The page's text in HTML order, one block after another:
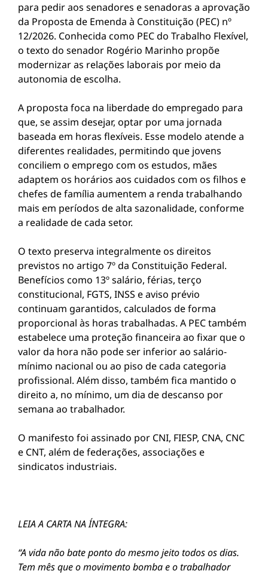
para pedir aos senadores e senadoras a aprovação
da Proposta de Emenda à Constituição (PEC) nº
12/2026. Conhecida como PEC do Trabalho Flexível,
o texto do senador Rogério Marinho propõe
modernizar as relações laborais por meio da
autonomia de escolha.
A proposta foca na liberdade do empregado para
que, se assim desejar, optar por uma jornada
baseada em horas flexíveis. Esse modelo atende a
diferentes realidades, permitindo que jovens
conciliem o emprego com os estudos, mães
adaptem os horários aos cuidados com os filhos e
chefes de família aumentem a renda trabalhando
mais em períodos de alta sazonalidade, conforme
a realidade de cada setor.
O texto preserva integralmente os direitos
previstos no artigo 7º da Constituição Federal.
Benefícios como 13º salário, férias, terço
constitucional, FGTS, INSS e aviso prévio
continuam garantidos, calculados de forma
proporcional às horas trabalhadas. A PEC também
estabelece uma proteção financeira ao fixar que o
valor da hora não pode ser inferior ao salário-
mínimo nacional ou ao piso de cada categoria
profissional. Além disso, também fica mantido o
direito a, no mínimo, um dia de descanso por
semana ao trabalhador.
O manifesto foi assinado por CNI, FIESP, CNA, CNC
e CNT, além de federações, associações e
sindicatos industriais.
LEIA A CARTA NA ÍNTEGRA:
“A vida não bate ponto do mesmo jeito todos os dias.
Tem mês que o movimento bomba e o trabalhador